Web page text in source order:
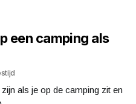
een camping als
als je op de camping zit en